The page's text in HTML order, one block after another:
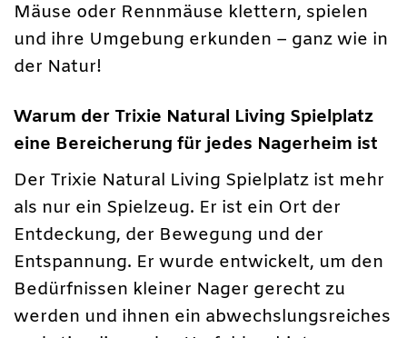
Mäuse oder Rennmäuse klettern, spielen
und ihre Umgebung erkunden – ganz wie in
der Natur!
Warum der Trixie Natural Living Spielplatz
eine Bereicherung für jedes Nagerheim ist
Der Trixie Natural Living Spielplatz ist mehr
als nur ein Spielzeug. Er ist ein Ort der
Entdeckung, der Bewegung und der
Entspannung. Er wurde entwickelt, um den
Bedürfnissen kleiner Nager gerecht zu
werden und ihnen ein abwechslungsreiches